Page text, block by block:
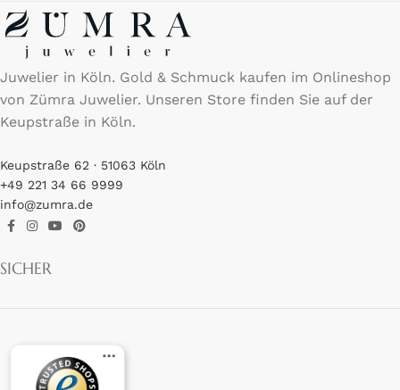
Juwelier in Köln. Gold & Schmuck kaufen im Onlineshop
von Zümra Juwelier. Unseren Store finden Sie auf der
Keupstraße in Köln.
Keupstraße 62 · 51063 Köln
+49 221 34 66 9999
info@zumra.de
SICHER